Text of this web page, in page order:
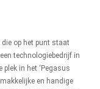
op het punt staat
technologiebedrijf in
plek in het ‘Pegasus
en handige